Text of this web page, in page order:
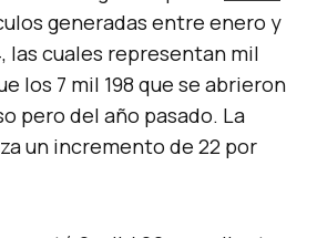
generadas entre enero y
las cuales representan mil
los 7 mil 198 que se abrieron
pero del año pasado. La
un incremento de 22 por